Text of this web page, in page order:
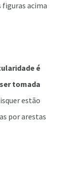
figuras acima
é
tomada
estão
por arestas